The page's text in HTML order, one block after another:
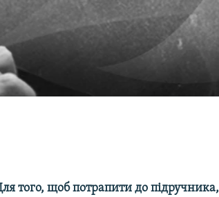
того, щоб потрапити до підручника,